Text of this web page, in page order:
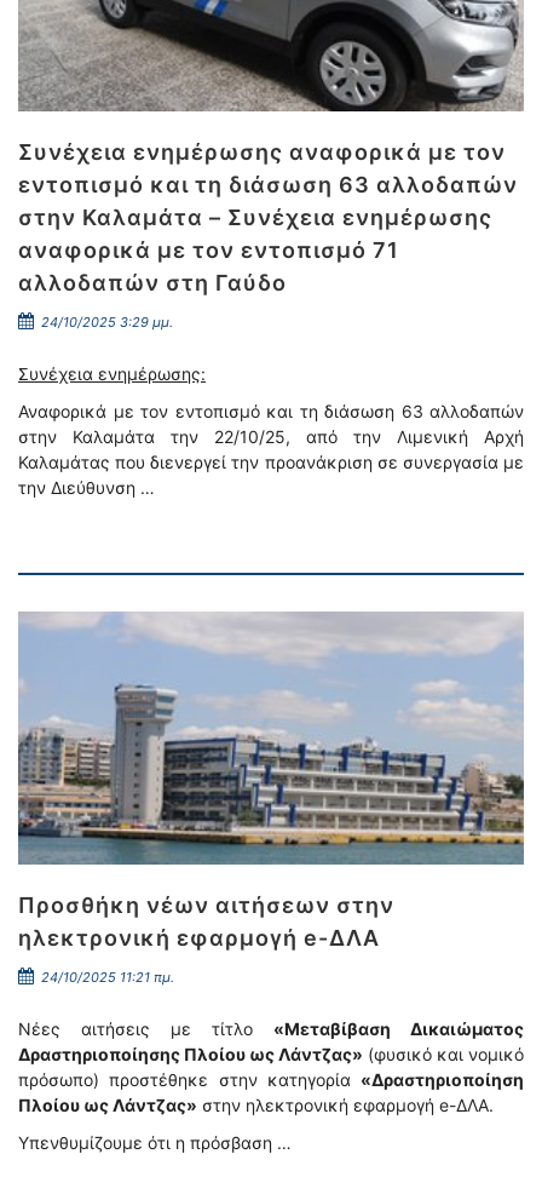
Συνέχεια ενημέρωσης αναφορικά με τον
εντοπισμό και τη διάσωση 63 αλλοδαπών
στην Καλαμάτα – Συνέχεια ενημέρωσης
αναφορικά με τον εντοπισμό 71
αλλοδαπών στη Γαύδο
24/10/2025 3:29 μμ.
Συνέχεια ενημέρωσης:
Αναφορικά με τον εντοπισμό και τη διάσωση 63 αλλοδαπών
στην Καλαμάτα την 22/10/25, από την Λιμενική Αρχή
Καλαμάτας που διενεργεί την προανάκριση σε συνεργασία με
την Διεύθυνση …
Προσθήκη νέων αιτήσεων στην
ηλεκτρονική εφαρμογή e-ΔΛΑ
24/10/2025 11:21 πμ.
Νέες αιτήσεις με τίτλο «Μεταβίβαση Δικαιώματος
Δραστηριοποίησης Πλοίου ως Λάντζας» (φυσικό και νομικό
πρόσωπο) προστέθηκε στην κατηγορία «Δραστηριοποίηση
Πλοίου ως Λάντζας» στην ηλεκτρονική εφαρμογή e-ΔΛΑ.
Υπενθυμίζουμε ότι η πρόσβαση …